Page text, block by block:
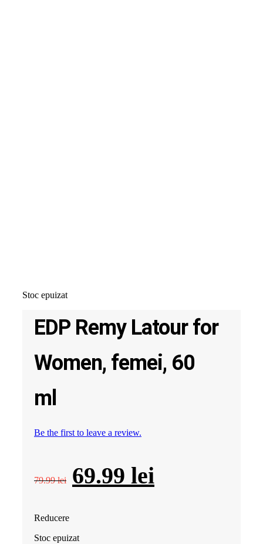
Stoc epuizat
EDP Remy Latour for
Women, femei, 60
ml
Be the first to leave a review.
79.99lei
Prețul
a
69.99 leiPrețul
Reducere
Stoc epuizat